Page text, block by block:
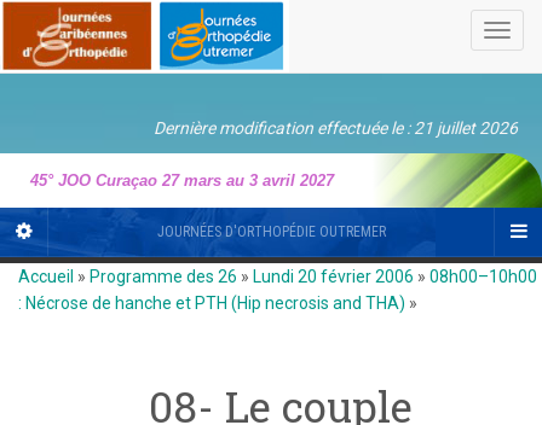
Dernière modification effectuée le : 21 juillet 2026
45° JOO Curaçao 27 mars au 3 avril 2027
JOURNÉES D'ORTHOPÉDIE OUTREMER
Accueil » Programme des 26 » Lundi 20 février 2006 » 08h00–10h00
: Nécrose de hanche et PTH (Hip necrosis and THA) »
08- Le couple